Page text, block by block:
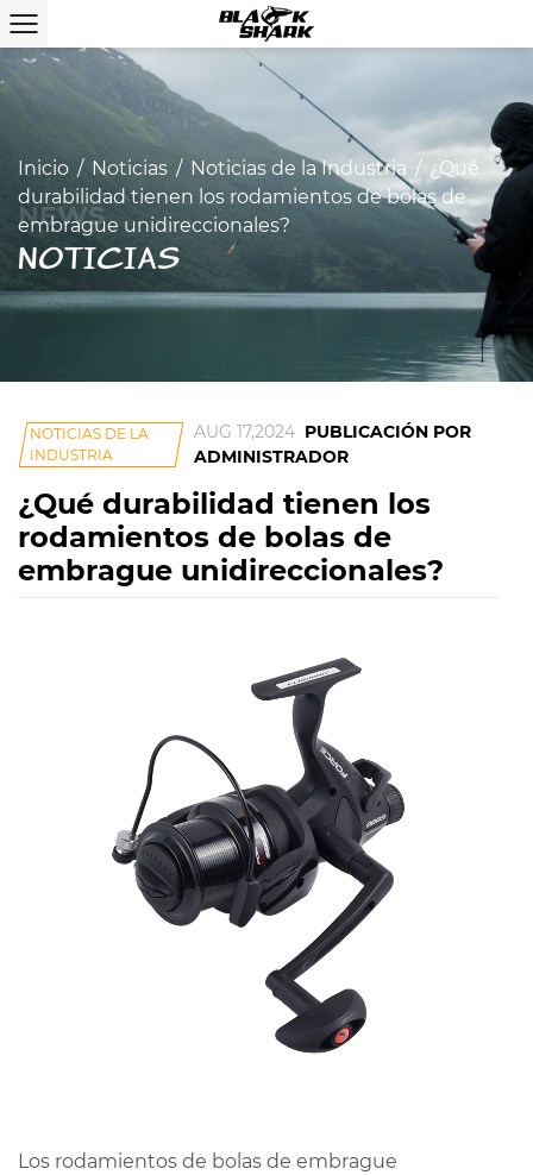
Inicio / Noticias / Noticias de la Industria / ¿Qué
durabilidad tienen los rodamientos de bolas de
embrague unidireccionales?
NOTICIAS
NOTICIAS DE LA
INDUSTRIA
AUG 17,2024 PUBLICACIÓN POR
ADMINISTRADOR
¿Qué durabilidad tienen los
rodamientos de bolas de
embrague unidireccionales?
Los rodamientos de bolas de embrague